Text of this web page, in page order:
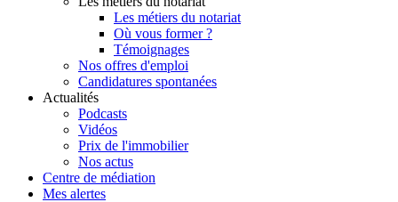
Les métiers du notariat
Où vous former ?
Témoignages
Nos offres d'emploi
Candidatures spontanées
Actualités
Podcasts
Vidéos
Prix de l'immobilier
Nos actus
Centre de médiation
Mes alertes